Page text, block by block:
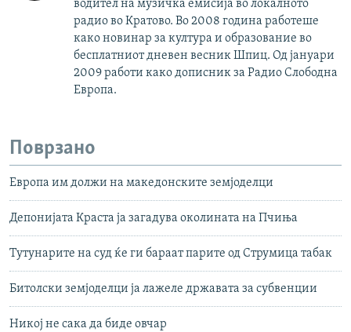
водител на музичка емисија во локалното
радио во Кратово. Во 2008 година работеше
како новинар за култура и образование во
бесплатниот дневен весник Шпиц. Од јануари
2009 работи како дописник за Радио Слободна
Европа.
Поврзано
Европа им должи на македонските земјоделци
Депонијата Краста ја загадува околината на Пчиња
Тутунарите на суд ќе ги бараат парите од Струмица табак
Битолски земјоделци ја лажеле државата за субвенции
Никој не сака да биде овчар